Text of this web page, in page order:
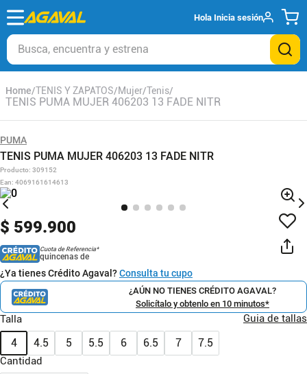
Hola Inicia sesión
Busca, encuentra y estrena
TENIS Y ZAPATOS Mujer Tenis
TENIS PUMA MUJER 406203 13 FADE NITR
PUMA
TENIS PUMA MUJER 406203 13 FADE NITR
Producto: 309152
Ean: 4069161614613
$ 599.900
Cuota de Referencia*
quincenas de
¿Ya tienes Crédito Agaval?Consulta tu cupo
¿AÚN NO TIENES CRÉDITO AGAVAL?
Solicítalo y obtenlo en 10 minutos*
Talla
4 4.5 5 5.5 6 6.5 7 7.5
Guia de tallas
Cantidad